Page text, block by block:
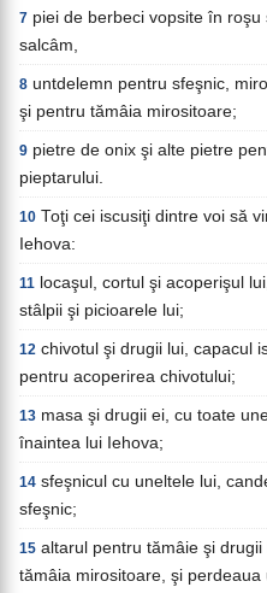
7 piei de berbeci vopsite în
salcâm,
8 untdelemn pentru sfeşnic,
şi pentru tămâia mirositoare;
9 pietre de onix şi alte pietre
pieptarului.
10 Toţi cei iscusiţi dintre voi să
Iehova:
11 locaşul, cortul şi acoperişul
stâlpii şi picioarele lui;
12 chivotul şi drugii lui, capacul
pentru acoperirea chivotului;
13 masa şi drugii ei, cu toate
înaintea lui Iehova;
14 sfeşnicul cu uneltele lui,
sfeşnic;
15 altarul pentru tămâie şi
tămâia mirositoare, şi